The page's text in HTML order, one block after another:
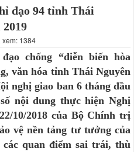
đạo 94 tỉnh Thái
1384
chống “diễn biến hòa
văn hóa tỉnh Thái Nguyên
nghị giao ban 6 tháng đầu
nội dung thực hiện Nghị
10/2018 của Bộ Chính trị
vệ nền tảng tư tưởng của
quan điểm sai trái, thù